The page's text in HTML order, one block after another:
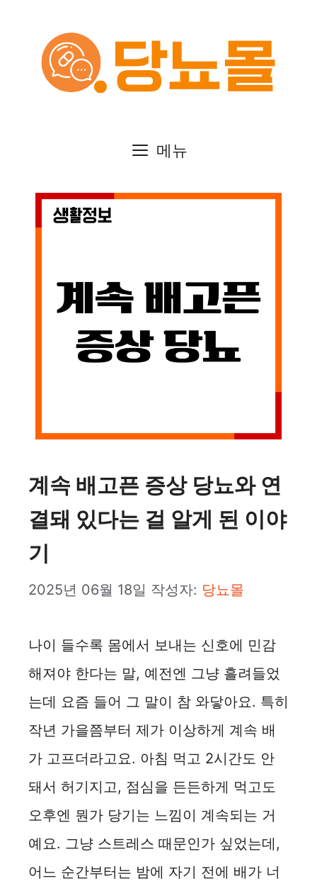
메뉴
계속 배고픈 증상 당뇨와 연
결돼 있다는 걸 알게 된 이야
기
2025년 06월 18일 작성자: 당뇨몰
나이 들수록 몸에서 보내는 신호에 민감
해져야 한다는 말, 예전엔 그냥 흘려들었
는데 요즘 들어 그 말이 참 와닿아요. 특히
작년 가을쯤부터 제가 이상하게 계속 배
가 고프더라고요. 아침 먹고 2시간도 안
돼서 허기지고, 점심을 든든하게 먹고도
오후엔 뭔가 당기는 느낌이 계속되는 거
예요. 그냥 스트레스 때문인가 싶었는데,
어느 순간부터는 밤에 자기 전에 배가 너